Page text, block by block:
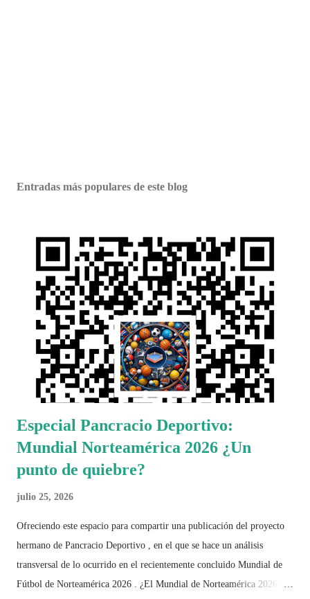
Entradas más populares de este blog
Especial Pancracio Deportivo:
Mundial Norteamérica 2026 ¿Un
punto de quiebre?
julio 25, 2026
Ofreciendo este espacio para compartir una publicación del proyecto
hermano de Pancracio Deportivo , en el que se hace un análisis
transversal de lo ocurrido en el recientemente concluido Mundial de
Fútbol de Norteamérica 2026 . ¿El Mundial de Norteamérica 2026 ha